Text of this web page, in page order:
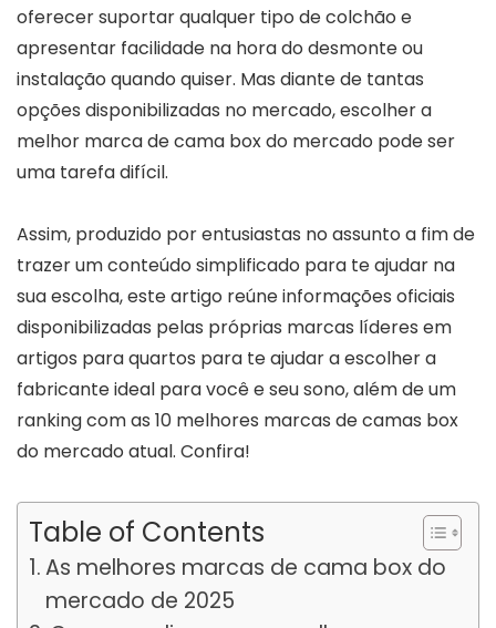
oferecer suportar qualquer tipo de colchão e
apresentar facilidade na hora do desmonte ou
instalação quando quiser. Mas diante de tantas
opções disponibilizadas no mercado, escolher a
melhor marca de cama box do mercado pode ser
uma tarefa difícil.
Assim, produzido por entusiastas no assunto a fim de
trazer um conteúdo simplificado para te ajudar na
sua escolha, este artigo reúne informações oficiais
disponibilizadas pelas próprias marcas líderes em
artigos para quartos para te ajudar a escolher a
fabricante ideal para você e seu sono, além de um
ranking com as 10 melhores marcas de camas box
do mercado atual. Confira!
Table of Contents
As melhores marcas de cama box do
mercado de 2025